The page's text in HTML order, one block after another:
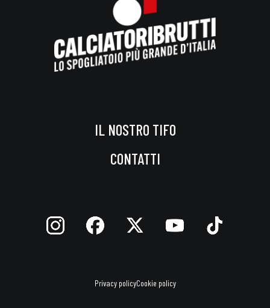
IL NOSTRO TIFO
CONTATTI
Privacy policyCookie policy